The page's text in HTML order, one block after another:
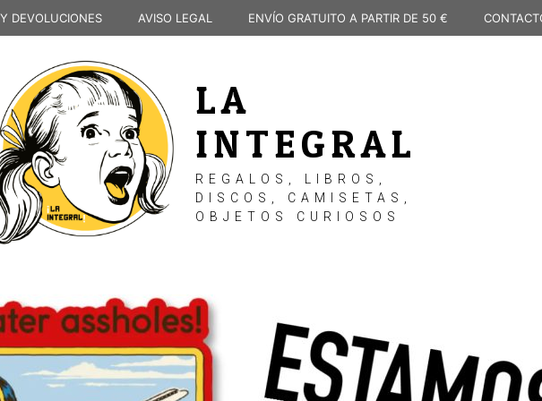
DEVOLUCIONES AVISO LEGAL ENVÍO GRATUITO A PARTIR DE 50 €
LA
INTEGRAL
REGALOS, LIBROS,
DISCOS, CAMISETAS,
OBJETOS CURIOSOS